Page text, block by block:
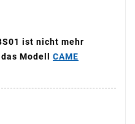
ist nicht mehr
Modell CAME